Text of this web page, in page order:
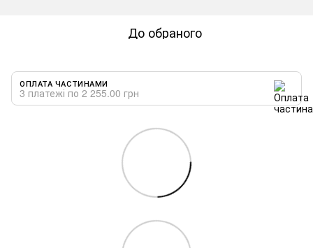
До обраного
ОПЛАТА ЧАСТИНАМИ
3 платежі по 2 255.00 грн